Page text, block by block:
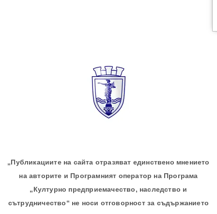
„Публикациите на сайта отразяват единствено мнението
на авторите и Програмният оператор на Програма
„Културно предприемачество, наследство и
сътрудничество“ не носи отговорност за съдържанието